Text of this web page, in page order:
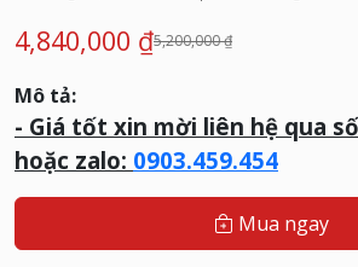
4,840,000 ₫5,200,000 ₫
Mô tả:
- Giá tốt xin mời liên hệ qua
hoặc zalo: 0903.459.454
Mua ngay